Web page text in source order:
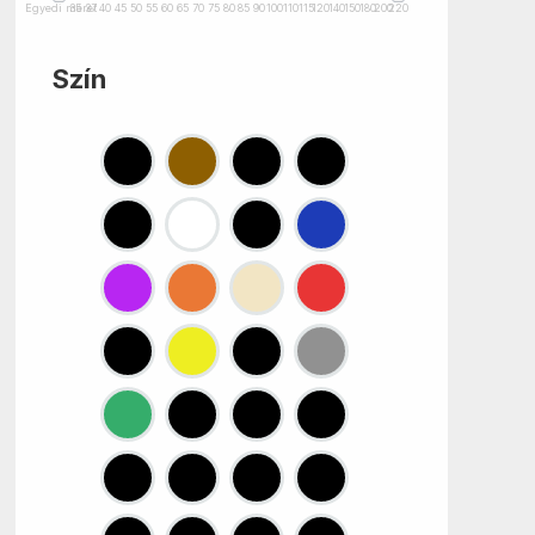
Egyedi méret
35 37 40 45 50 55 60 65 70 75 80 85 90100110115120140150180200220
Szín